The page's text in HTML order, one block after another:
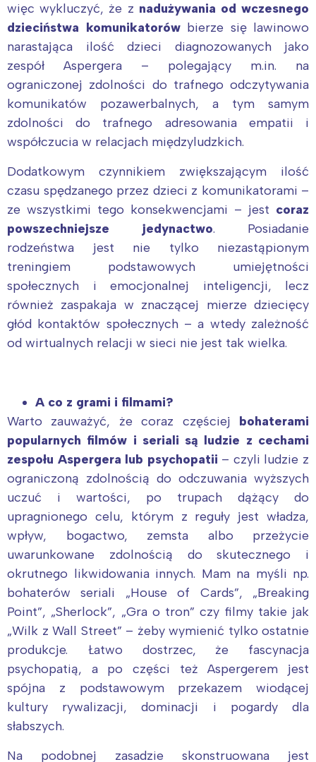
więc wykluczyć, że z nadużywania od wczesnego
dzieciństwa komunikatorówbierze się lawinowo
narastająca ilość dzieci diagnozowanych jako
zespół Aspergera – polegający m.in. na
ograniczonej zdolności do trafnego odczytywania
komunikatów pozawerbalnych, a tym samym
zdolności do trafnego adresowania empatii i
współczucia w relacjach międzyludzkich.
Dodatkowym czynnikiem zwiększającym ilość
czasu spędzanego przez dzieci z komunikatorami –
ze wszystkimi tego konsekwencjami – jest coraz
powszechniejsze jedynactwo. Posiadanie
rodzeństwa jest nie tylko niezastąpionym
treningiem podstawowych umiejętności
społecznych i emocjonalnej inteligencji, lecz
również zaspakaja w znaczącej mierze dziecięcy
głód kontaktów społecznych – a wtedy zależność
od wirtualnych relacji w sieci nie jest tak wielka.
A co z grami i filmami?
Warto zauważyć, że coraz częściej bohaterami
popularnych filmów i seriali są ludzie z cechami
zespołu Aspergera lub psychopatii – czyli ludzie z
ograniczoną zdolnością do odczuwania wyższych
uczuć i wartości, po trupach dążący do
upragnionego celu, którym z reguły jest władza,
wpływ, bogactwo, zemsta albo przeżycie
uwarunkowane zdolnością do skutecznego i
okrutnego likwidowania innych. Mam na myśli np.
bohaterów seriali „House of Cards”, „Breaking
Point”, „Sherlock”, „Gra o tron” czy filmy takie jak
„Wilk z Wall Street” – żeby wymienić tylko ostatnie
produkcje. Łatwo dostrzec, że fascynacja
psychopatią, a po części też Aspergerem jest
spójna z podstawowym przekazem wiodącej
kultury rywalizacji, dominacji i pogardy dla
słabszych.
Na podobnej zasadzie skonstruowana jest
Interesują mnie wydarzenia z
tego regionu:
Warszawa
Łódź
Kraków